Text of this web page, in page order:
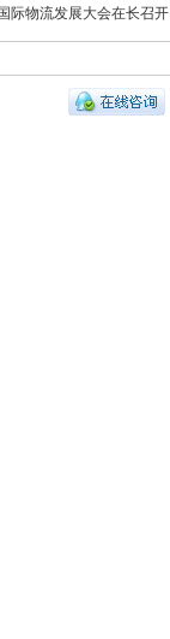
际物流发展大会在长召开